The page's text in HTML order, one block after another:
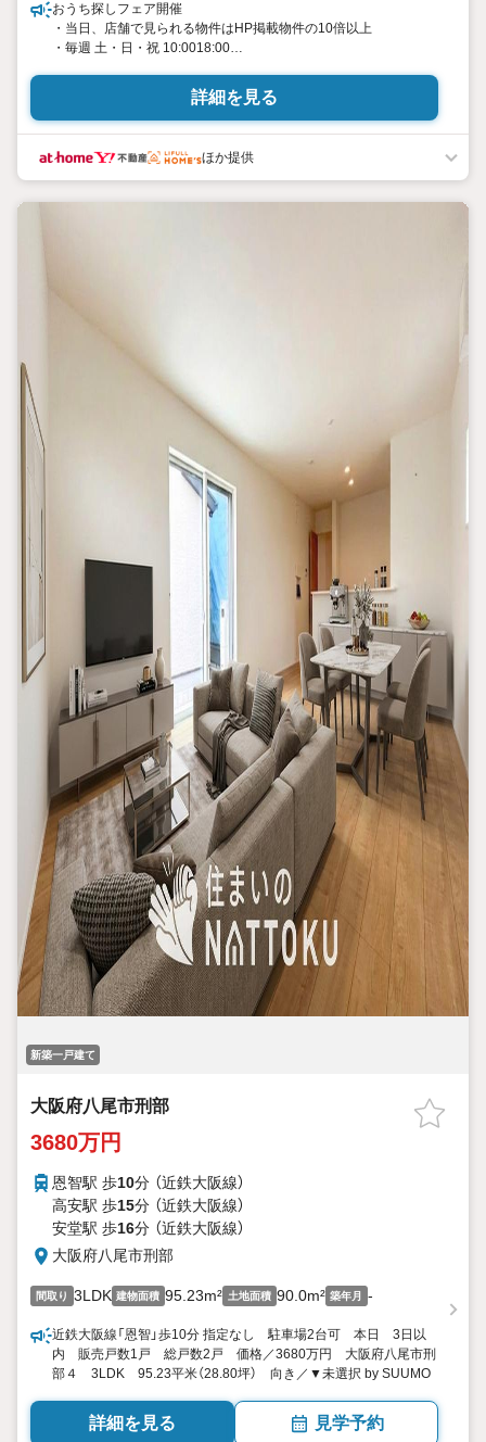
おうち探しフェア開催
・当日、店舗で見られる物件はHP掲載物件の10倍以上
・毎週 土・日・祝 10:0018:00
・お仕事帰りや、お子様連れも大歓迎です
・物件最寄りの駅まで無料送迎させて頂きます
・「見るだけ・聞くだけ」OK
----*----*----*--
・新築戸建ての物件多数取り揃えております
・ハウスフリーダムは【東証スタンダード上場企業】です
詳細を見る
ほか提供
新築一戸建て
大阪府八尾市刑部
3680万円
恩智駅 歩10分 （近鉄大阪線）
高安駅 歩15分 （近鉄大阪線）
安堂駅 歩16分 （近鉄大阪線）
大阪府八尾市刑部
間取り 3LDK 建物面積 95.23m² 土地面積 90.0m² 築年月 -
近鉄大阪線「恩智」歩10分 指定なし 駐車場2台可 本日 3日以
内 販売戸数1戸 総戸数2戸 価格／3680万円 大阪府八尾市刑
部４ 3LDK 95.23平米（28.80坪） 向き／▼未選択 by SUUMO
詳細を見る 見学予約